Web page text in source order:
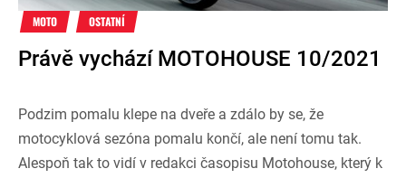
MOTO OSTATNÍ
Právě vychází MOTOHOUSE 10/2021
Podzim pomalu klepe na dveře a zdálo by se, že
motocyklová sezóna pomalu končí, ale není tomu tak.
Alespoň tak to vidí v redakci časopisu Motohouse, který k